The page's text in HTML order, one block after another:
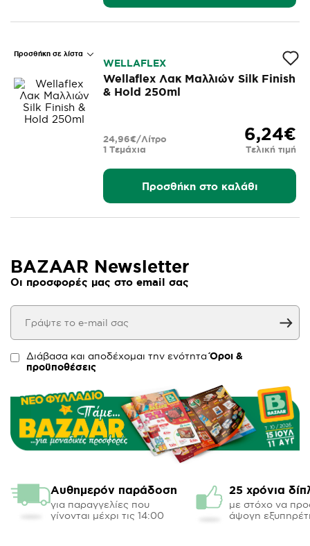
Προσθήκη σε λίστα
WELLAFLEX
Wellaflex Λακ Μαλλιών Silk Finish
& Hold 250ml
6,24€
Τελική τιμή
1 Τεμάχια
24,96€/Λίτρο
Προσθήκη στο καλάθι
BAZAAR Newsletter
Οι προσφορές μας στο email σας
Διάβασα και αποδέχομαι την ενότηταΌροι &
προϋποθέσεις
Αυθημερόν παράδοση
για παραγγελίες που
γίνονται μέχρι τις 14:00
25 χρόνια
με στόχο να
άψογη